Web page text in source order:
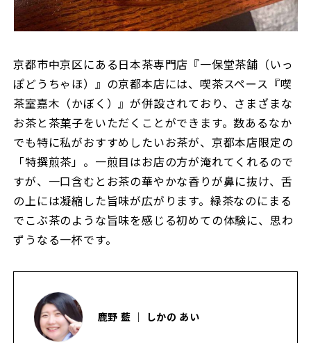
京都市中京区にある日本茶専門店『一保堂茶舗（いっ
ぽどうちゃほ）』の京都本店には、喫茶スペース『喫
茶室嘉木（かぼく）』が併設されており、さまざまな
お茶と茶菓子をいただくことができます。数あるなか
でも特に私がおすすめしたいお茶が、京都本店限定の
「特撰煎茶」。一煎目はお店の方が淹れてくれるので
すが、一口含むとお茶の華やかな香りが鼻に抜け、舌
の上には凝縮した旨味が広がります。緑茶なのにまる
でこぶ茶のような旨味を感じる初めての体験に、思わ
ずうなる一杯です。
鹿野 藍 ｜ しかの あい